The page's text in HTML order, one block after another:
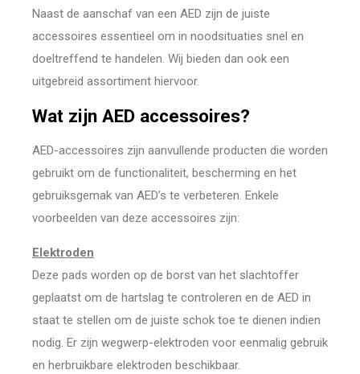
Naast de aanschaf van een AED zijn de juiste
accessoires essentieel om in noodsituaties snel en
doeltreffend te handelen. Wij bieden dan ook een
uitgebreid assortiment hiervoor.
Wat zijn AED accessoires?
AED-accessoires zijn aanvullende producten die worden
gebruikt om de functionaliteit, bescherming en het
gebruiksgemak van AED’s te verbeteren. Enkele
voorbeelden van deze accessoires zijn:
Elektroden
Deze pads worden op de borst van het slachtoffer
geplaatst om de hartslag te controleren en de AED in
staat te stellen om de juiste schok toe te dienen indien
nodig. Er zijn wegwerp-elektroden voor eenmalig gebruik
en herbruikbare elektroden beschikbaar.